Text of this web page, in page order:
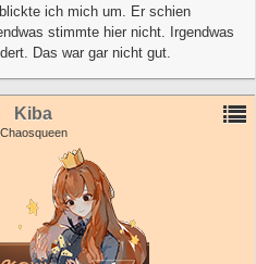
ich mich um. Er schien
stimmte hier nicht. Irgendwas
Das war gar nicht gut.
Kiba
Chaosqueen